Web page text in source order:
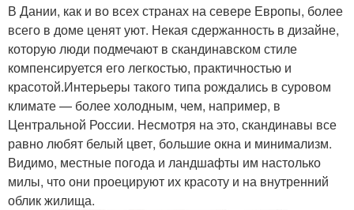
В Дании, как и во всех странах на севере Европы, более
всего в доме ценят уют. Некая сдержанность в дизайне,
которую люди подмечают в скандинавском стиле
компенсируется его легкостью, практичностью и
красотой.Интерьеры такого типа рождались в суровом
климате — более холодным, чем, например, в
Центральной России. Несмотря на это, скандинавы все
равно любят белый цвет, большие окна и минимализм.
Видимо, местные погода и ландшафты им настолько
милы, что они проецируют их красоту и на внутренний
облик жилища.